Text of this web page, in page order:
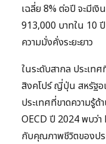
เฉลี่ย 8% ต่อปี จะมีเ
913,000 บาทใน 10
ความมั่งคั่งระยะยาว
ในระดับสากล ประเท
สิงคโปร์ ญี่ปุ่น สหรัฐอ
ประเทศที่ขาดความรู้
OECD ปี 2024 พบว่
กับคุณภาพชีวิตของปร